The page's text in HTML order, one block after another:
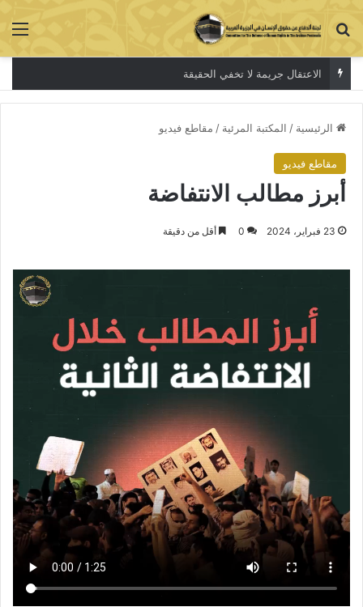
بحث عن
الاعتقال جريمة لا تخفي الحقيقة
الرئيسية / المكتبة المرئية / مقاطع فيديو
مقاطع فيديو
أبرز مطالب الانتفاضة
23 فبراير، 2024 0 أقل من دقيقة